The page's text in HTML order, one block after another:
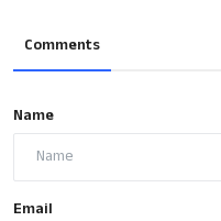
Comments
Name
Email